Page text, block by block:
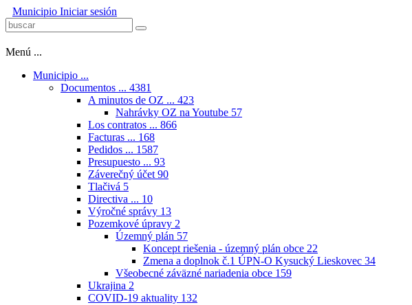
Municipio Iniciar sesión
Menú ...
Municipio ...
Documentos ... 4381
A minutos de OZ ... 423
Nahrávky OZ na Youtube 57
Los contratos ... 866
Facturas ... 168
Pedidos ... 1587
Presupuesto ... 93
Záverečný účet 90
Tlačivá 5
Directiva ... 10
Výročné správy 13
Pozemkové úpravy 2
Územný plán 57
Koncept riešenia - územný plán obce 22
Zmena a doplnok č.1 ÚPN-O Kysucký Lieskovec 34
Všeobecné záväzné nariadenia obce 159
Ukrajina 2
COVID-19 aktuality 132